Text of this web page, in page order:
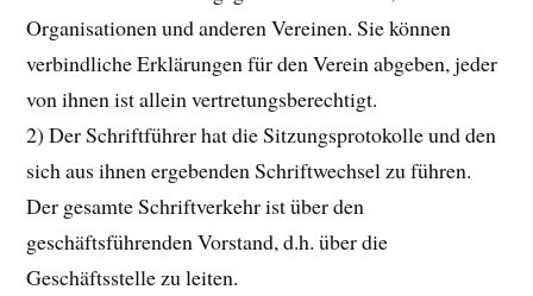
Organisationen und anderen Vereinen. Sie können
verbindliche Erklärungen für den Verein abgeben, jeder
von ihnen ist allein vertretungsberechtigt.
2) Der Schriftführer hat die Sitzungsprotokolle und den
sich aus ihnen ergebenden Schriftwechsel zu führen.
Der gesamte Schriftverkehr ist über den
geschäftsführenden Vorstand, d.h. über die
Geschäftsstelle zu leiten.